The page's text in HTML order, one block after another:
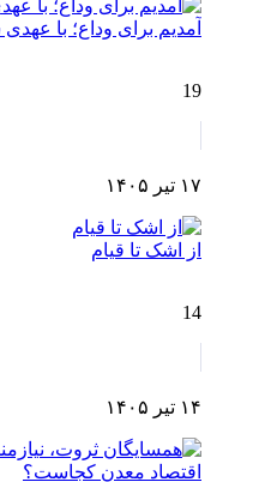
آمدیم برای وداع؛ با
19
۱۷ تیر ۱۴۰۵
از اشک تا قیام
14
۱۴ تیر ۱۴۰۵